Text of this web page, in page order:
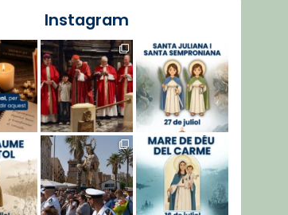
Instagram